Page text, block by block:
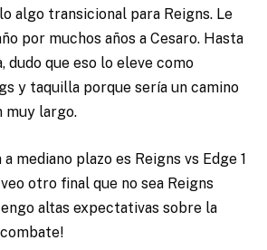
algo transicional para Reigns. Le
por muchos años a Cesaro. Hasta
dudo que eso lo eleve como
y taquilla porque sería un camino
muy largo.
mediano plazo es Reigns vs Edge 1
otro final que no sea Reigns
altas expectativas sobre la